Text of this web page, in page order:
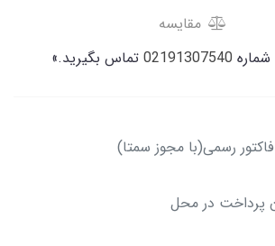
مقایسه
02191307540 تماس بگیرید.»
فاکتور رسمی(با مجوز سمتا)
پرداخت در محل